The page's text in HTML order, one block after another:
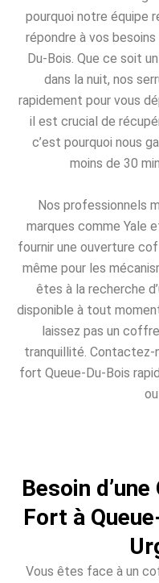
pourquoi notre équipe
répondre à vos
Du-Bois. Que ce soit
dans la nuit, nos
rapidement pour vous
il est crucial de
c’est pourquoi nous
moins de 30
Nos professionnels
marques comme Yale
fournir une ouverture
même pour les
êtes à la recherche
disponible à tout
laissez pas un
tranquillité.
fort Queue-Du-Bois
Besoin
Fort à
Vous êtes face à un